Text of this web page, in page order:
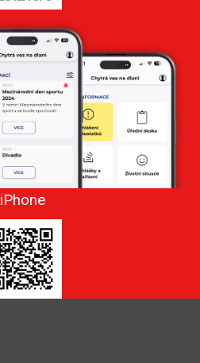
iPhone